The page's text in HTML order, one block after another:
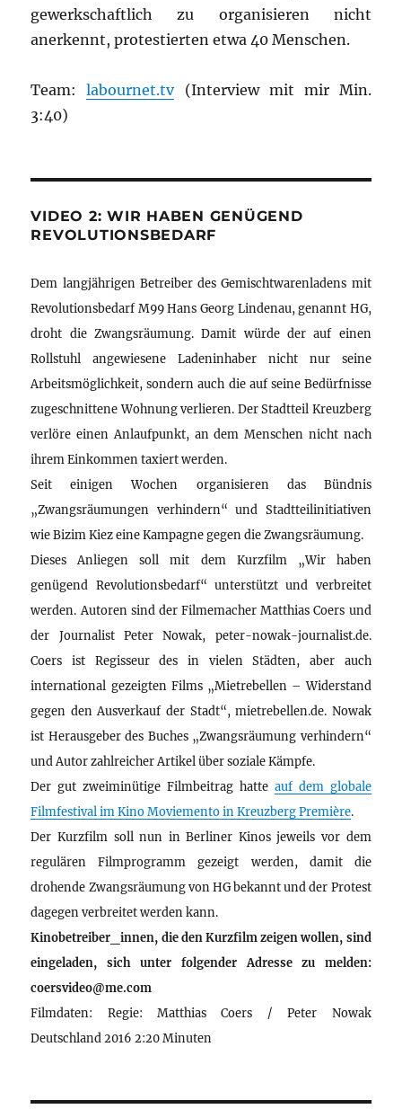
gewerkschaftlich zu organisieren nicht
anerkennt, protestierten etwa 40 Menschen.
Team:labournet.tv(Interview mit mir Min.
3:40)
VIDEO 2: WIR HABEN GENÜGEND
REVOLUTIONSBEDARF
Dem langjährigen Betreiber des Gemischtwarenladens mit
Revolutionsbedarf M99 Hans Georg Lindenau, genannt HG,
droht die Zwangsräumung. Damit würde der auf einen
Rollstuhl angewiesene Ladeninhaber nicht nur seine
Arbeitsmöglichkeit, sondern auch die auf seine Bedürfnisse
zugeschnittene Wohnung verlieren. Der Stadtteil Kreuzberg
verlöre einen Anlaufpunkt, an dem Menschen nicht nach
ihrem Einkommen taxiert werden.
Seit einigen Wochen organisieren das Bündnis
„Zwangsräumungen verhindern“ und Stadtteilinitiativen
wie Bizim Kiez eine Kampagne gegen die Zwangsräumung.
Dieses Anliegen soll mit dem Kurzfilm „Wir haben
genügend Revolutionsbedarf“ unterstützt und verbreitet
werden. Autoren sind der Filmemacher Matthias Coers und
der Journalist Peter Nowak, peter-nowak-journalist.de.
Coers ist Regisseur des in vielen Städten, aber auch
international gezeigten Films „Mietrebellen – Widerstand
gegen den Ausverkauf der Stadt“, mietrebellen.de. Nowak
ist Herausgeber des Buches „Zwangsräumung verhindern“
und Autor zahlreicher Artikel über soziale Kämpfe.
Der gut zweiminütige Filmbeitrag hatte auf dem globale
Filmfestival im Kino Moviemento in Kreuzberg Première.
Der Kurzfilm soll nun in Berliner Kinos jeweils vor dem
regulären Filmprogramm gezeigt werden, damit die
drohende Zwangsräumung von HG bekannt und der Protest
dagegen verbreitet werden kann.
Kinobetreiber_innen, die den Kurzfilm zeigen wollen, sind
eingeladen, sich unter folgender Adresse zu melden:
coersvideo@me.com
Filmdaten: Regie: Matthias Coers / Peter Nowak
Deutschland 2016 2:20 Minuten